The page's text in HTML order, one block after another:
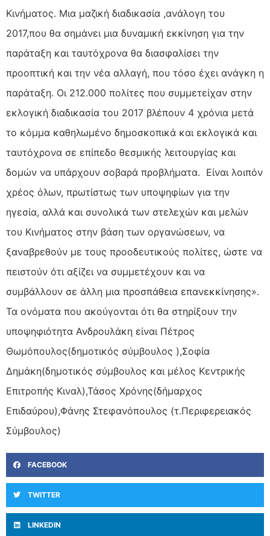
Κινήματος. Μια μαζική διαδικασία ,ανάλογη του
2017,που θα σημάνει μια δυναμική εκκίνηση για την
παράταξη και ταυτόχρονα θα διασφαλίσει την
προοπτική και την νέα αλλαγή, που τόσο έχει ανάγκη η
παράταξη. Οι 212.000 πολίτες που συμμετείχαν στην
εκλογική διαδικασία του 2017 βλέπουν 4 χρόνια μετά
το κόμμα καθηλωμένο δημοσκοπικά και εκλογικά και
ταυτόχρονα σε επίπεδο θεσμικής λειτουργίας και
δομών να υπάρχουν σοβαρά προβλήματα. Είναι λοιπόν
χρέος όλων, πρωτίστως των υποψηφίων για την
ηγεσία, αλλά και συνολικά των στελεχών και μελών
του Κινήματος στην βάση των οργανώσεων, να
ξαναβρεθούν με τους προοδευτικούς πολίτες, ώστε να
πειστούν ότι αξίζει να συμμετέχουν και να
συμβάλλουν σε άλλη μια προσπάθεια επανεκκίνησης».
Τα ονόματα που ακούγονται ότι θα στηρίξουν την
υποψηφιότητα Ανδρουλάκη είναι Πέτρος
Θωμόπουλος(δημοτικός σύμβουλος ),Σοφία
Δημάκη(δημοτικός σύμβουλος και μέλος Κεντρικής
Επιτροπής Κιναλ),Τάσος Χρόνης(δήμαρχος
Επιδαύρου),Φάνης Στεφανόπουλος (τ.Περιφερειακός
Σύμβουλος)
FACEBOOK
TWITTER
LINKEDIN